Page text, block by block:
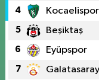
4 Kocaelispor
5 Beşiktaş
6 Eyüpspor
7 Galatasaray